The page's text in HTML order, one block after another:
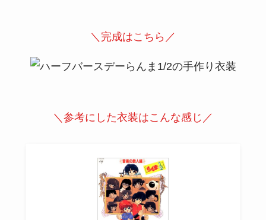
＼完成はこちら／
＼参考にした衣装はこんな感じ／